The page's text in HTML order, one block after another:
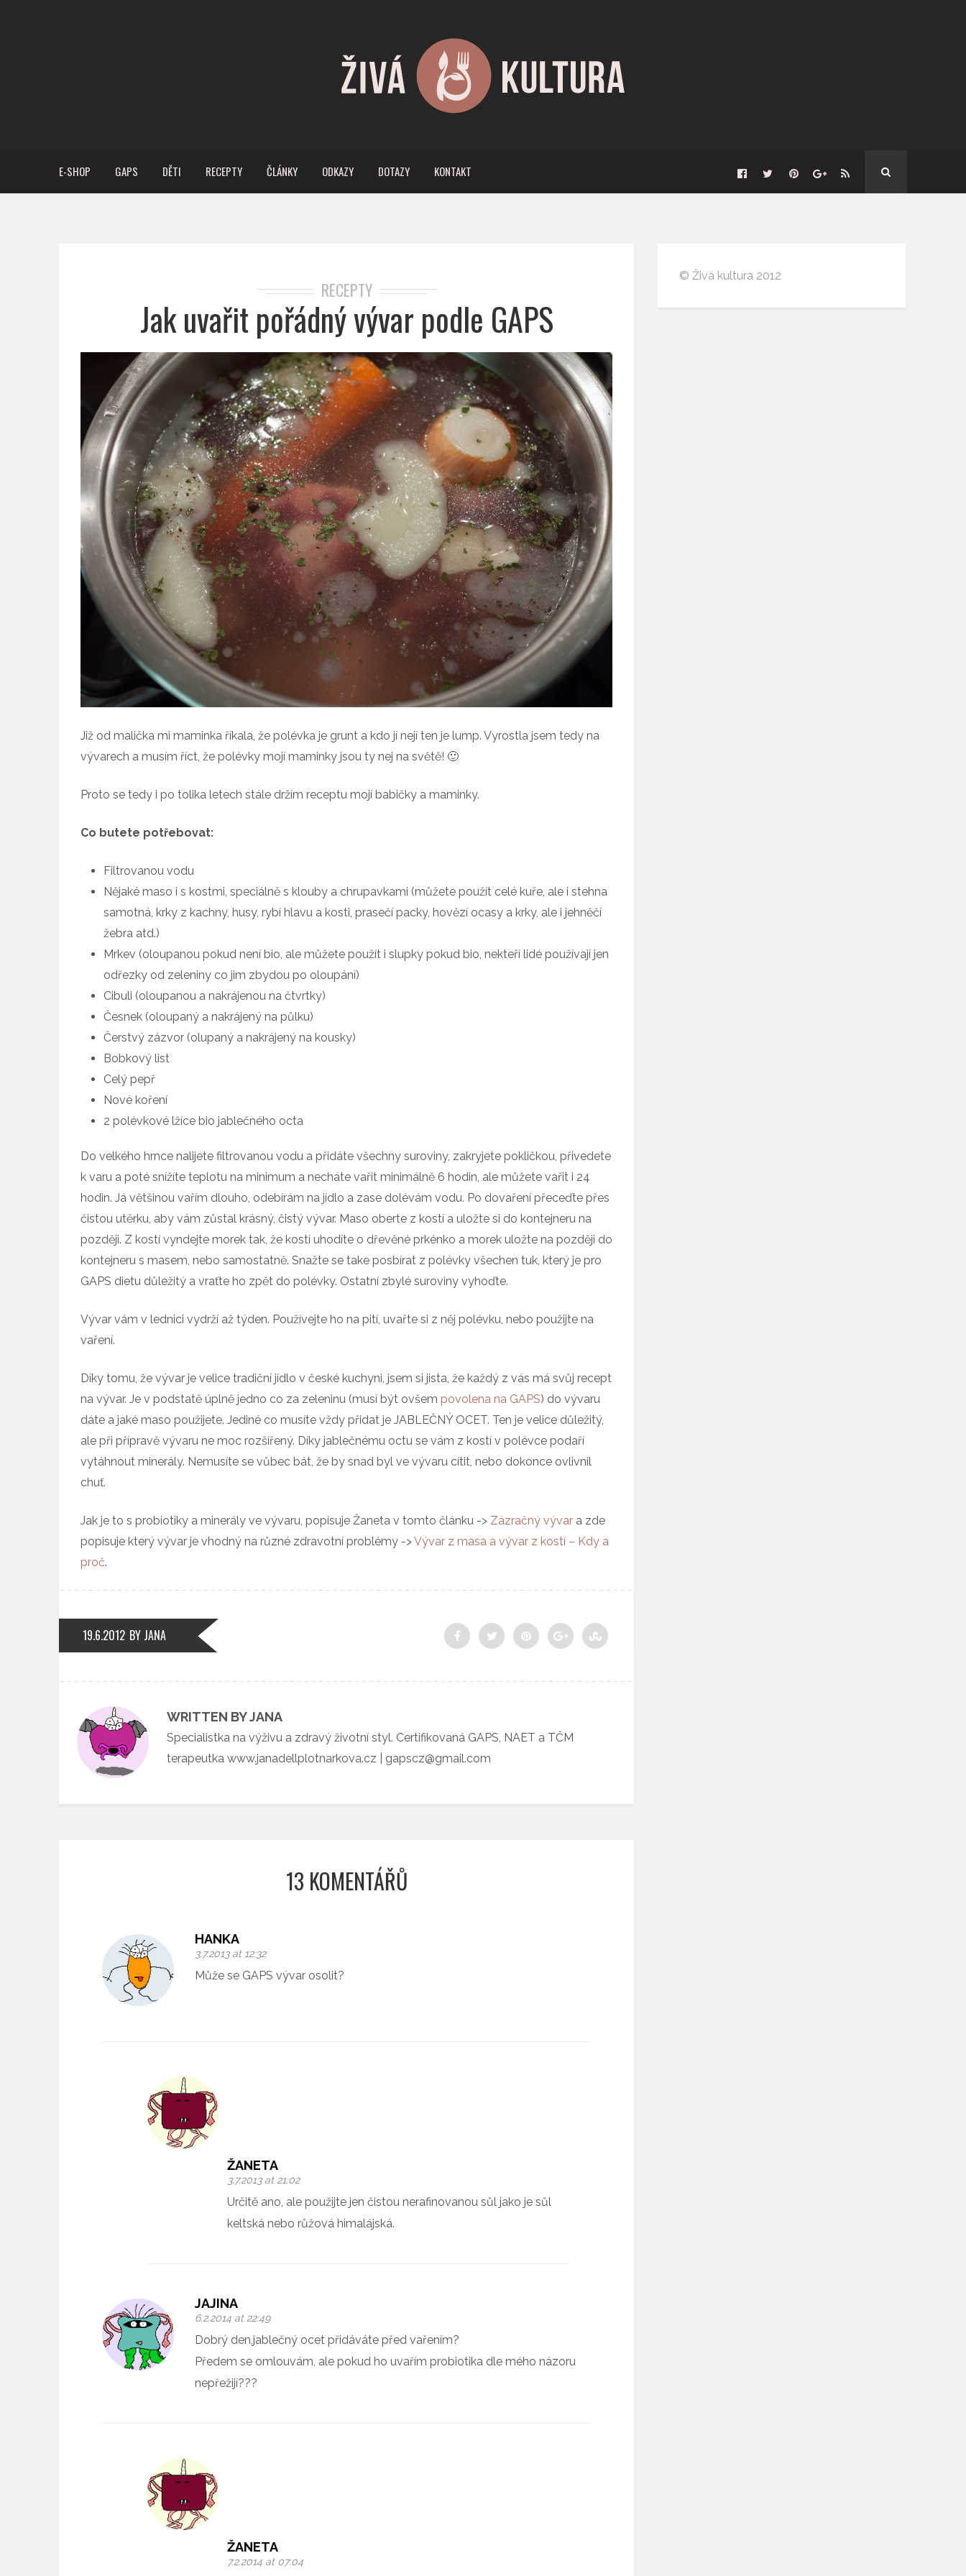
E-SHOP GAPS DĚTI RECEPTY ČLÁNKY ODKAZY DOTAZY KONTAKT
RECEPTY
Jak uvařit pořádný vývar podle GAPS
Již od malička mi maminka říkala, že polévka je grunt a kdo jí nejí ten je lump. Vyrostla jsem tedy na
vývarech a musím říct, že polévky mojí maminky jsou ty nej na světě! 🙂
Proto se tedy i po tolika letech stále držím receptu mojí babičky a maminky.
Co butete potřebovat:
Filtrovanou vodu
Nějaké maso i s kostmi, speciálně s klouby a chrupavkami (můžete použít celé kuře, ale i stehna
samotná, krky z kachny, husy, rybí hlavu a kosti, prasečí packy, hovězí ocasy a krky, ale i jehněčí
žebra atd.)
Mrkev (oloupanou pokud není bio, ale můžete použít i slupky pokud bio, nekteří lidé používají jen
odřezky od zeleniny co jim zbydou po oloupání)
Cibuli (oloupanou a nakrájenou na čtvrtky)
Česnek (oloupaný a nakrájený na půlku)
Čerstvý zázvor (olupaný a nakrájený na kousky)
Bobkový list
Celý pepř
Nové koření
2 polévkové lžíce bio jablečného octa
Do velkého hrnce nalijete filtrovanou vodu a přidáte všechny suroviny, zakryjete pokličkou, přivedete
k varu a poté snížíte teplotu na minimum a necháte vařit minimálně 6 hodin, ale můžete vařit i 24
hodin. Já většinou vařím dlouho, odebírám na jídlo a zase dolévám vodu. Po dovaření přeceďte přes
čistou utěrku, aby vám zůstal krásný, čistý vývar. Maso oberte z kostí a uložte si do kontejneru na
později. Z kostí vyndejte morek tak, že kostí uhodíte o dřevěné prkénko a morek uložte na později do
kontejneru s masem, nebo samostatně. Snažte se take posbírat z polévky všechen tuk, který je pro
GAPS dietu důležitý a vraťte ho zpět do polévky. Ostatní zbylé suroviny vyhoďte.
Vývar vám v lednici vydrží až týden. Používejte ho na pití, uvařte si z něj polévku, nebo použijte na
vaření.
Díky tomu, že vývar je velice tradiční jídlo v české kuchyni, jsem si jista, že každý z vás má svůj recept
na vývar. Je v podstatě úplně jedno co za zeleninu (musí být ovšem povolena na GAPS) do vývaru
dáte a jaké maso použijete. Jediné co musíte vždy přidat je JABLEČNÝ OCET. Ten je velice důležitý,
ale při přípravě vývaru ne moc rozšířený. Díky jablečnému octu se vám z kostí v polévce podaří
vytáhnout minerály. Nemusíte se vůbec bát, že by snad byl ve vývaru cítit, nebo dokonce ovlivnil
chuť.
Jak je to s probiotiky a minerály ve vývaru, popisuje Žaneta v tomto článku -> Zázračný vývar a zde
popisuje který vývar je vhodný na různé zdravotní problémy ->Vývar z masa a vývar z kostí – Kdy a
proč.
19.6.2012 BY JANA
WRITTEN BY JANA
Specialistka na výživu a zdravý životní styl. Certifikovaná GAPS, NAET a TČM
terapeutka www.janadellplotnarkova.cz | gapscz@gmail.com
13 KOMENTÁŘŮ
HANKA
3.7.2013 at 12:32
Může se GAPS vývar osolit?
ŽANETA
3.7.2013 at 21:02
Určitě ano, ale použijte jen čistou nerafinovanou sůl jako je sůl
keltská nebo růžová himalájská.
JAJINA
6.2.2014 at 22:49
Dobrý den,jablečný ocet přidáváte před vařením?
Předem se omlouvám, ale pokud ho uvařím probiotika dle mého názoru
nepřežijí???
ŽANETA
7.2.2014 at 07:04
© Živá kultura 2012